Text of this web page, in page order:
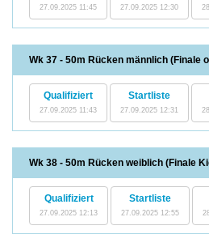
27.09.2025 11:45 27.09.2025 12:30
Wk 37 - 50m Rücken männlich (Finale
Qualifiziert
27.09.2025 11:43
Startliste
27.09.2025 12:31
Wk 38 - 50m Rücken weiblich (Finale
Qualifiziert
27.09.2025 12:13
Startliste
27.09.2025 12:55